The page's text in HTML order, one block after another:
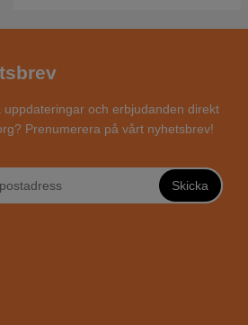
uppdateringar och erbjudanden direkt
Prenumerera på vårt nyhetsbrev!
Skicka